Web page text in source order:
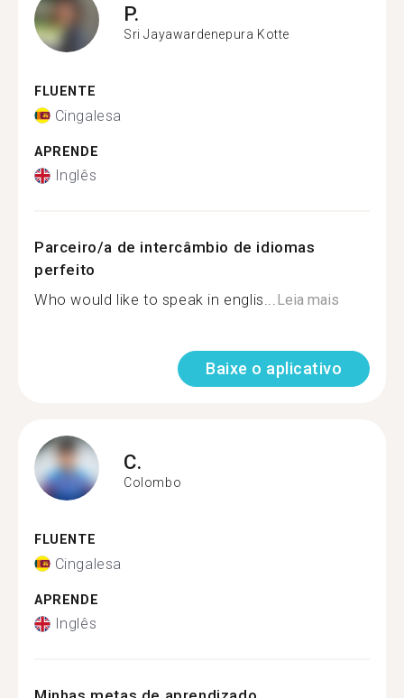
P.
Sri Jayawardenepura Kotte
FLUENTE
Cingalesa
APRENDE
Inglês
Parceiro/a de intercâmbio de idiomas
perfeito
Who would like to speak in englis...Leia mais
Baixe o aplicativo
C.
Colombo
FLUENTE
Cingalesa
APRENDE
Inglês